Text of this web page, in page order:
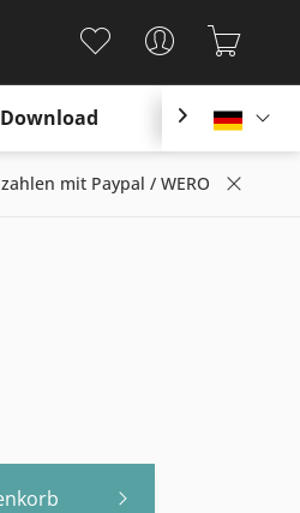
Download 
mit Paypal / WERO